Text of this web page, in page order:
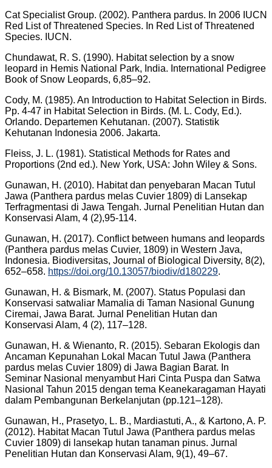
Cat Specialist Group. (2002). Panthera pardus. In 2006 IUCN
Red List of Threatened Species. In Red List of Threatened
Species. IUCN.
Chundawat, R. S. (1990). Habitat selection by a snow
leopard in Hemis National Park, India. International Pedigree
Book of Snow Leopards, 6,85–92.
Cody, M. (1985). An Introduction to Habitat Selection in Birds.
Pp. 4-47 in Habitat Selection in Birds. (M. L. Cody, Ed.).
Orlando. Departemen Kehutanan. (2007). Statistik
Kehutanan Indonesia 2006. Jakarta.
Fleiss, J. L. (1981). Statistical Methods for Rates and
Proportions (2nd ed.). New York, USA: John Wiley & Sons.
Gunawan, H. (2010). Habitat dan penyebaran Macan Tutul
Jawa (Panthera pardus melas Cuvier 1809) di Lansekap
Terfragmentasi di Jawa Tengah. Jurnal Penelitian Hutan dan
Konservasi Alam, 4 (2),95-114.
Gunawan, H. (2017). Conflict between humans and leopards
(Panthera pardus melas Cuvier, 1809) in Western Java,
Indonesia. Biodiversitas, Journal of Biological Diversity, 8(2),
652–658. https://doi.org/10.13057/biodiv/d180229.
Gunawan, H. & Bismark, M. (2007). Status Populasi dan
Konservasi satwaliar Mamalia di Taman Nasional Gunung
Ciremai, Jawa Barat. Jurnal Penelitian Hutan dan
Konservasi Alam, 4 (2), 117–128.
Gunawan, H. & Wienanto, R. (2015). Sebaran Ekologis dan
Ancaman Kepunahan Lokal Macan Tutul Jawa (Panthera
pardus melas Cuvier 1809) di Jawa Bagian Barat. In
Seminar Nasional menyambut Hari Cinta Puspa dan Satwa
Nasional Tahun 2015 dengan tema Keanekaragaman Hayati
dalam Pembangunan Berkelanjutan (pp.121–128).
Gunawan, H., Prasetyo, L. B., Mardiastuti, A., & Kartono, A. P.
(2012). Habitat Macan Tutul Jawa (Panthera pardus melas
Cuvier 1809) di lansekap hutan tanaman pinus. Jurnal
Penelitian Hutan dan Konservasi Alam, 9(1), 49–67.